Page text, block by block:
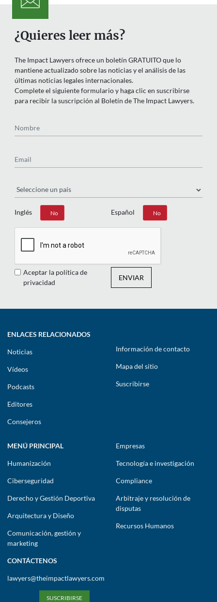
¿Quieres leer más?
The Impact Lawyers ofrece un boletín GRATUITO que lo
mantiene actualizado sobre las noticias y el análisis de las
últimas noticias legales internacionales.
Complete el siguiente formulario y haga clic en suscribirse
para recibir la suscripción al Boletín de The Impact Lawyers.
Inglés
Sí No Español
Sí No
Aceptar la política de
privacidad
ENVIAR
ENLACES RELACIONADOS
Noticias
Vídeos
Podcasts
Editores
Consejeros
Información de contacto
Mapa del sitio
Suscribirse
MENÚ PRINCIPAL
Humanización
Ciberseguridad
Derecho y Gestión Deportiva
Arquitectura y Diseño
Comunicación, gestión y
marketing
Empresas
Tecnología e investigación
Compliance
Arbitraje y resolución de
disputas
Recursos Humanos
CONTÁCTENOS
lawyers@theimpactlawyers.com
SUSCRIBIRSE